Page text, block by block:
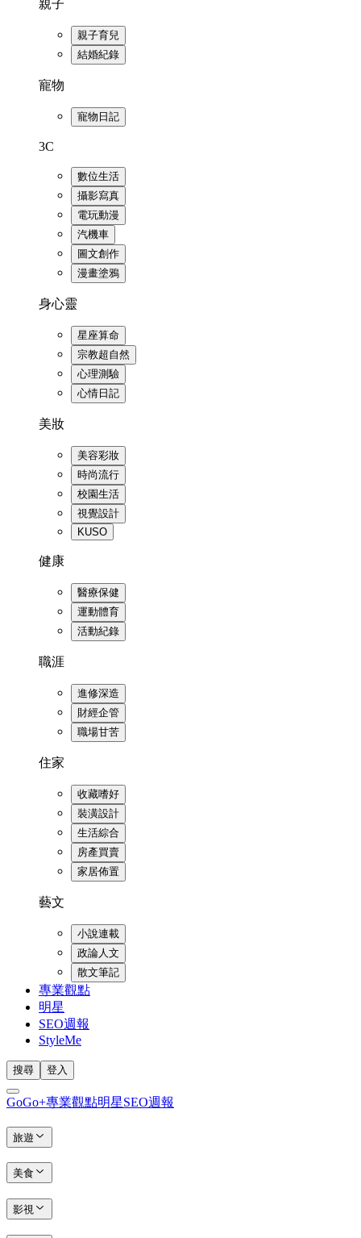
親子
親子育兒
結婚紀錄
寵物
寵物日記
3C
數位生活
攝影寫真
電玩動漫
汽機車
圖文創作
漫畫塗鴉
身心靈
星座算命
宗教超自然
心理測驗
心情日記
美妝
美容彩妝
時尚流行
校園生活
視覺設計
KUSO
健康
醫療保健
運動體育
活動紀錄
職涯
進修深造
財經企管
職場甘苦
住家
收藏嗜好
裝潢設計
生活綜合
房產買賣
家居佈置
藝文
小說連載
政論人文
散文筆記
專業觀點
明星
SEO週報
StyleMe
搜尋 登入
GoGo+專業觀點明星SEO週報
旅遊
美食
影視